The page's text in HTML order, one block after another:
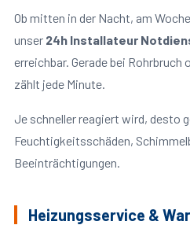
Ob mitten in der Nacht, am
unser 24h Installateur
erreichbar. Gerade bei
zählt jede Minute.
Je schneller reagiert wird, desto
Feuchtigkeitsschäden,
Beeinträchtigungen.
Heizungsservice &